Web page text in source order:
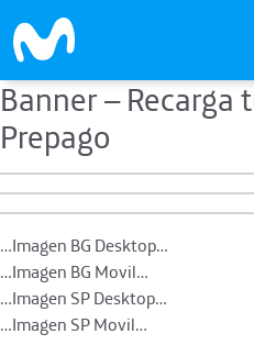
Skip to main content
Banner – Recarga
Prepago
…Imagen BG Desktop…
…Imagen BG Movil…
…Imagen SP Desktop…
…Imagen SP Movil…